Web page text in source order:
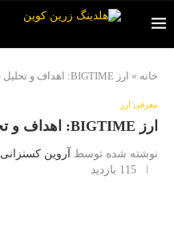
خانه » ارز BIGTIME: اهداف و تحلیل قیمت آن
معرفی ارز
ارز BIGTIME: اهداف و تحلیل قیمت آن
نوشته شده توسط آروین کسنزانی
115 بازدید